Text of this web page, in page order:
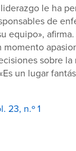
le ha
de
equipo»,
sobre
un lugar
23, n.º 1